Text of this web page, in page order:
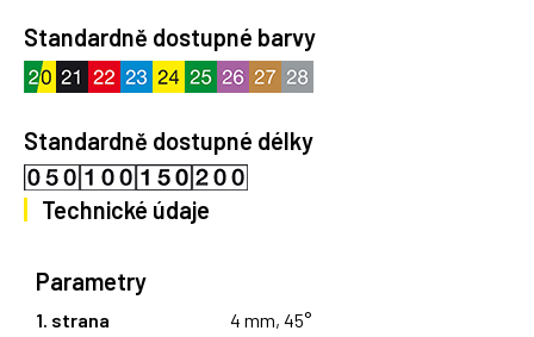
Standardně dostupné barvy
Standardně dostupné délky
Technické údaje
Parametry
1. strana
4 mm, 45°